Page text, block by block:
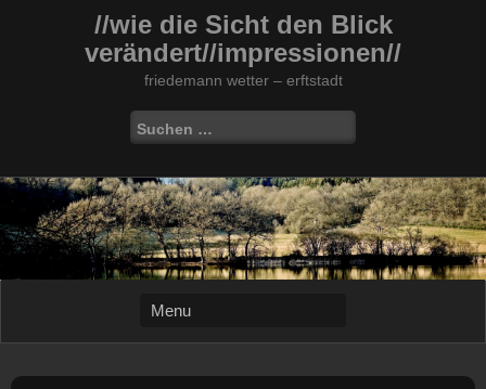
//wie die Sicht den Blick
verändert//impressionen//
friedemann wetter – erftstadt
Suchen
nach: